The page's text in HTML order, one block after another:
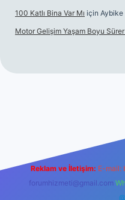
100 Katlı Bina Var Mı için Aybike
Motor Gelişim Yaşam Boyu
Reklam ve İletişim: E-mail:
forumhizmeti@gmail.com